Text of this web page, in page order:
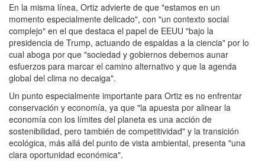
En la misma línea, Ortiz advierte de que "estamos en un
momento especialmente delicado", con "un contexto social
complejo" en el que destaca el papel de EEUU "bajo la
presidencia de Trump, actuando de espaldas a la ciencia" por lo
cual aboga por que "sociedad y gobiernos debemos aunar
esfuerzos para marcar el camino alternativo y que la agenda
global del clima no decaiga".
Un punto especialmente importante para Ortiz es no enfrentar
conservación y economía, ya que "la apuesta por alinear la
economía con los límites del planeta es una acción de
sostenibilidad, pero también de competitividad" y la transición
ecológica, más allá del punto de vista ambiental, presenta "una
clara oportunidad económica".